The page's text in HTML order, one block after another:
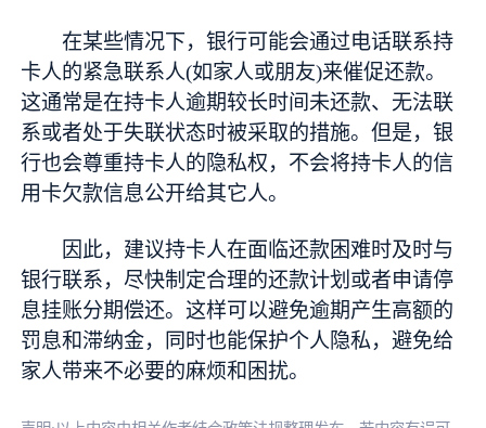
在某些情况下，银行可能会通过电话联系持
卡人的紧急联系人(如家人或朋友)来催促还款。
这通常是在持卡人逾期较长时间未还款、无法联
系或者处于失联状态时被采取的措施。但是，银
行也会尊重持卡人的隐私权，不会将持卡人的信
用卡欠款信息公开给其它人。
因此，建议持卡人在面临还款困难时及时与
银行联系，尽快制定合理的还款计划或者申请停
息挂账分期偿还。这样可以避免逾期产生高额的
罚息和滞纳金，同时也能保护个人隐私，避免给
家人带来不必要的麻烦和困扰。